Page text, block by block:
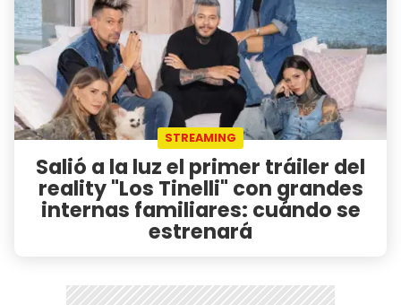
STREAMING
Salió a la luz el primer tráiler del
reality "Los Tinelli" con grandes
internas familiares: cuándo se
estrenará